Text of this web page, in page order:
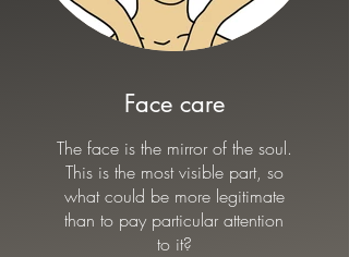
Face care
The face is the mirror of the soul.
This is the most visible part, so
what could be more legitimate
than to pay particular attention
to it?